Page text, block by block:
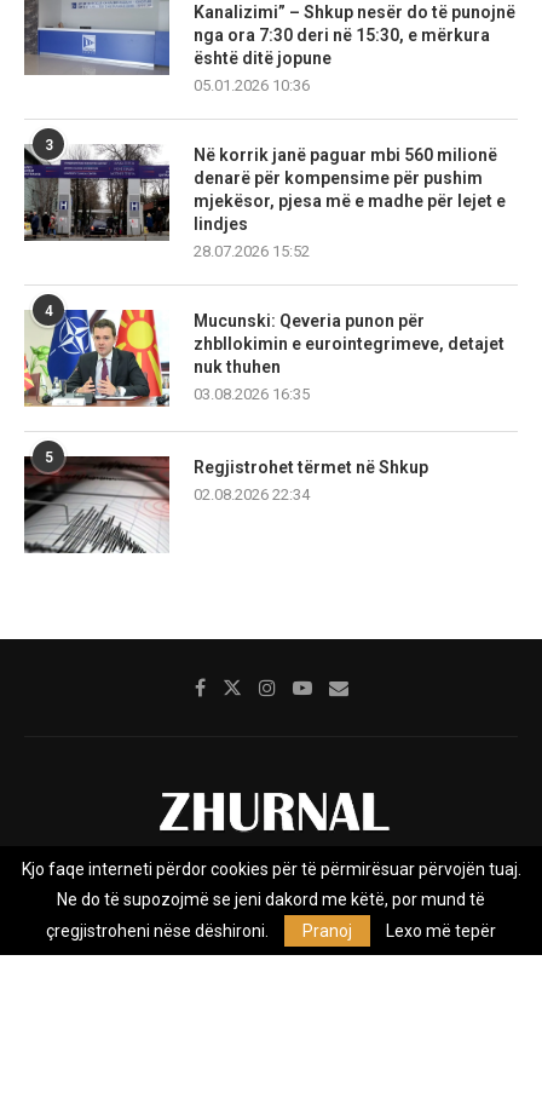
Kanalizimi” – Shkup nesër do të punojnë
nga ora 7:30 deri në 15:30, e mërkura
është ditë jopune
05.01.2026 10:36
3
Në korrik janë paguar mbi 560 milionë
denarë për kompensime për pushim
mjekësor, pjesa më e madhe për lejet e
lindjes
28.07.2026 15:52
4
Mucunski: Qeveria punon për
zhbllokimin e eurointegrimeve, detajet
nuk thuhen
03.08.2026 16:35
5
Regjistrohet tërmet në Shkup
02.08.2026 22:34
Rreth nesh Impresumi Marketing
Kontakt
Privacy Policy
Zhurnal.mk është Agjenci e Lajmeve e pavarur, e themeluar në vitin
Kjo faqe interneti përdor cookies për të përmirësuar përvojën tuaj.
Ne do të supozojmë se jeni dakord me këtë, por mund të
çregjistroheni nëse dëshironi.
Pranoj Lexo më tepër